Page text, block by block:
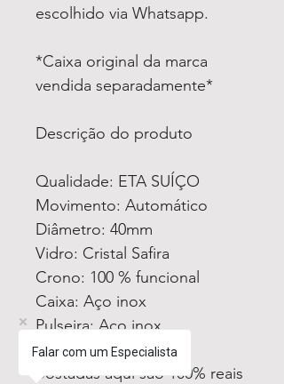
escolhido via Whatsapp.
*Caixa original da marca
vendida separadamente*
Descrição do produto
Qualidade: ETA SUÍÇO
Movimento: Automático
Diâmetro: 40mm
Vidro: Cristal Safira
Crono: 100 % funcional
Caixa: Aço inox
Pulseira: Aço inox
Todas fotos e vídeos
postadas aqui são 100% reais
Falar com um Especialista